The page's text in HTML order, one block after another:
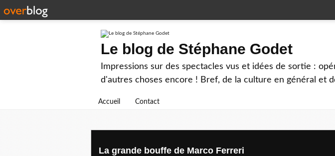
Le blog de Stéphane Godet
Impressions sur des spectacles vus et idées de sortie :
d'autres choses encore ! Bref, de la culture en général et
Accueil Contact
La grande bouffe de Marco Ferreri